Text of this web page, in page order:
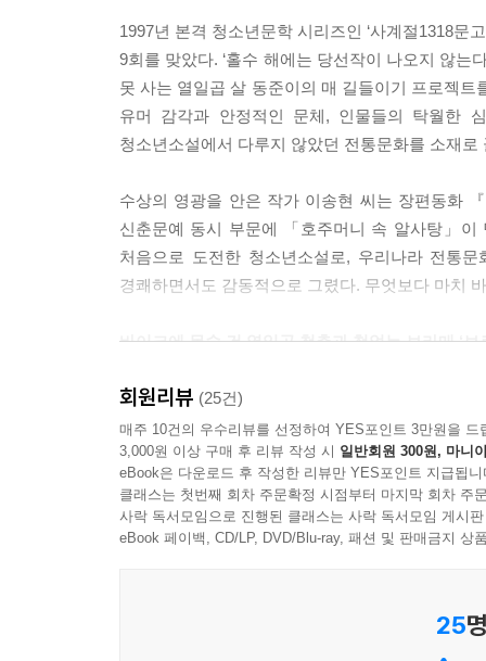
1997년 본격 청소년문학 시리즈인 ‘사계절1318문
9회를 맞았다. ‘홀수 해에는 당선작이 나오지 않는
못 사는 열일곱 살 동준이의 매 길들이기 프로젝트
유머 감각과 안정적인 문체, 인물들의 탁월한
청소년소설에서 다루지 않았던 전통문화를 소재
수상의 영광을 안은 작가 이송현 씨는 장편동화
신춘문예 동시 부문에 「호주머니 속 알사탕」
처음으로 도전한 청소년소설로, 우리나라 전통
경쾌하면서도 감동적으로 그렸다. 무엇보다 마치
바이크에 목숨 건 열일곱 청춘과 철없는 보라매 ‘보
‘로드스타’라면 더할 나위 없고. 하지만 그날이 언
빌려 타는 것이 동준의 유일한 낙이다. 사실 동
아버지와 그런 아버지를 참지 못해 집을 나가 버
기분 따위, 단박에 날려버릴 수 있다.
‘기분 좀 띄워 볼까나?’
몸이 한없이 가벼워지는 기분이었다. - 본문 17쪽
회원리뷰 (25건)
매주 10건의 우수리뷰를 선정하여 YES포인트 3만원을 드
3,000원 이상 구매 후 리뷰 작성 시 일반회원 300원, 마니
eBook은 다운로드 후 작성한 리뷰만 YES포인트 지급됩니
클래스는 첫번째 회차 주문확정 시점부터 마지막 회차 주
사락 독서모임으로 진행된 클래스는 사락 독서모임 게시
eBook 페이백, CD/LP, DVD/Blu-ray, 패션 및 판매금지 상
25